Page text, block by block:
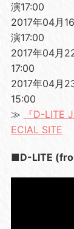
演17:00
2017年04月
演17:00
2017年04月
17:00
2017年04月
15:00
≫
『D-LITE
ECIAL SITE
■D-LITE